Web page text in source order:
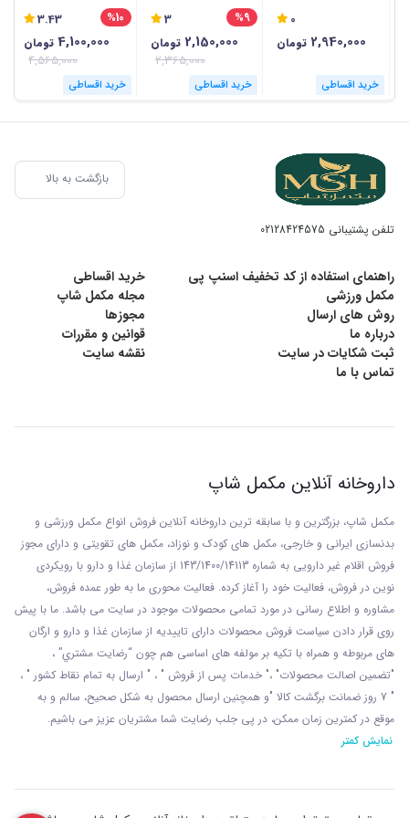
0
2,940,000 تومان
خرید اقساطی
گرمی
3 %9
2,150,000 تومان
2,365,000
خرید اقساطی
گرمی
3.43 %10
4,100,000 تومان
4,565,000
خرید اقساطی
بازگشت به بالا
تلفن پشتیبانی 02128424575
راهنمای استفاده از کد تخفیف اسنپ پی
خرید اقساطی
مکمل ورزشی
مجله مکمل شاپ
روش های ارسال
مجوزها
درباره ما
قوانین و مقررات
ثبت شکایات در سایت
نقشه سایت
تماس با ما
داروخانه آنلاین مکمل شاپ
مکمل شاپ، بزرگترین و با سابقه ترین داروخانه آنلاین فروش انواع مکمل ورزشی و
بدنسازی ایرانی و خارجی، مکمل های کودک و نوزاد، مکمل های تقویتی و دارای مجوز
فروش اقلام غیر دارویی به شماره 143/1400/14113 از
سازمان غذا و دارو با رويکردی
نوين در فروش، فعاليت خود را آغاز کرده. فعاليت محوری ما به طور عمده فروش،
مشاوره و اطلاع رسانی در مورد تمامی محصولات موجود در سایت می باشد. ما با پيش
روی قرار دادن سياست فروش محصولات دارای تاييديه از سازمان غذا و دارو و ارگان
های مربوطه و همراه با تکيه بر مولفه های اساسی هم چون “رضايت مشتري” ،
"تضمين اصالت محصولات" ،" خدمات پس از فروش " ، " ارسال به تمام نقاط کشور " ،
" 7 روز ضمانت برگشت کالا "و همچنين ارسال محصول به شکل صحيح، سالم و به
موقع در کمترين زمان ممکن، در پی جلب رضايت شما مشتريان عزیز می باشيم.
نمایش کمتر